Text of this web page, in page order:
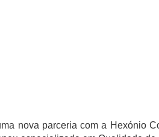
nova parceria com a Hexónio